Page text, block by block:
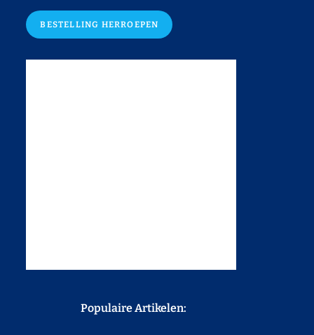
BESTELLING HERROEPEN
Populaire Artikelen: